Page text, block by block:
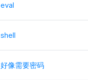
eval
shell
好像需要密码